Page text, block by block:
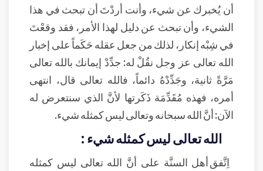
أن يُخبرك عن شيء، وأنت أردْتَ أن تبحث في هذا
الشيء، وأن تبحث عن دليل لهذا الأمر، فقد وقعْتَ
في شِبْه إنكار، لذلك من جعل عقله حَكَماً على إخبار
الله تعالى عز وجل نقُلْ له: جدِّدْ إيمانك بالله تعالى
مَرَّةً ثانية، وجَدِّدْهُ دائماً، فالله تعالى قال، انتهى
أمره، فهذه مُقَدِّمَة ذَكَرتها لأنَّ الذي سنتعرض له
الآن: أنَّ الله سبحانه وتعالى ليس كمثله شيء.
الله تعالى ليس كمثله شيء :
اِتَّفق أهل السنَّة على أنَّ الله تعالى ليس كمثله